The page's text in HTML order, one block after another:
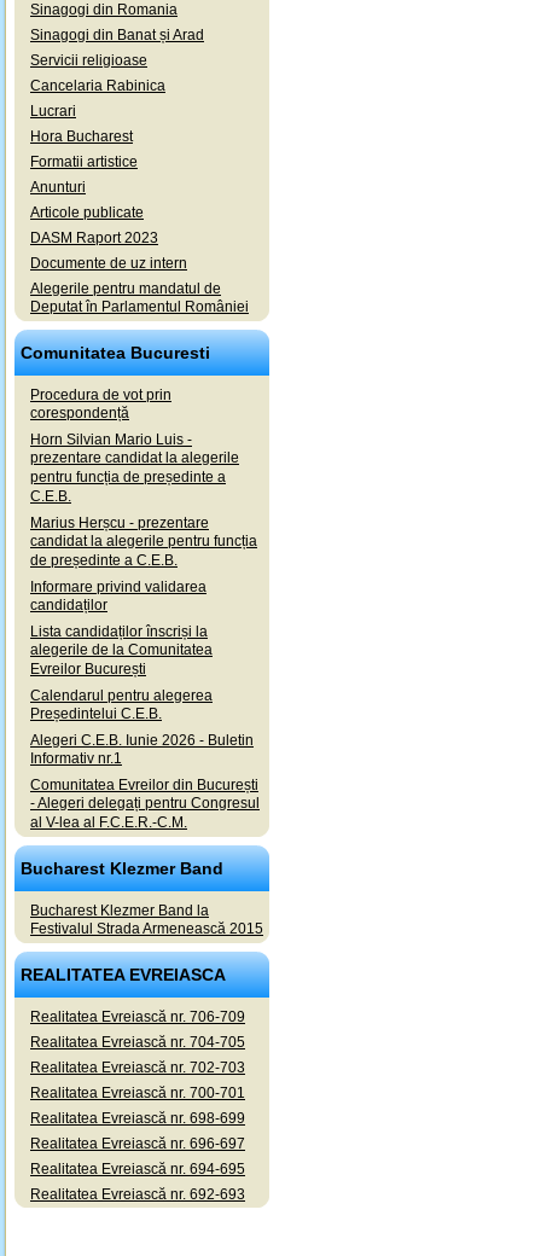
Sinagogi din Romania
Sinagogi din Banat și Arad
Servicii religioase
Cancelaria Rabinica
Lucrari
Hora Bucharest
Formatii artistice
Anunturi
Articole publicate
DASM Raport 2023
Documente de uz intern
Alegerile pentru mandatul de
Deputat în Parlamentul României
Comunitatea Bucuresti
Procedura de vot prin
corespondență
Horn Silvian Mario Luis -
prezentare candidat la alegerile
pentru funcția de președinte a
C.E.B.
Marius Herșcu - prezentare
candidat la alegerile pentru funcția
de președinte a C.E.B.
Informare privind validarea
candidaților
Lista candidaților înscriși la
alegerile de la Comunitatea
Evreilor București
Calendarul pentru alegerea
Președintelui C.E.B.
Alegeri C.E.B. Iunie 2026 - Buletin
Informativ nr.1
Comunitatea Evreilor din București
- Alegeri delegați pentru Congresul
al V-lea al F.C.E.R.-C.M.
Bucharest Klezmer Band
Bucharest Klezmer Band la
Festivalul Strada Armenească 2015
REALITATEA EVREIASCA
Realitatea Evreiască nr. 706-709
Realitatea Evreiască nr. 704-705
Realitatea Evreiască nr. 702-703
Realitatea Evreiască nr. 700-701
Realitatea Evreiască nr. 698-699
Realitatea Evreiască nr. 696-697
Realitatea Evreiască nr. 694-695
Realitatea Evreiască nr. 692-693